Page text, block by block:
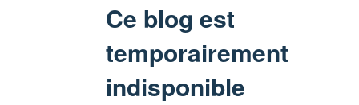
Ce blog est
temporairement
indisponible